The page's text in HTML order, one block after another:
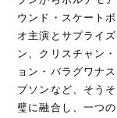
ウンド・スケート
オ主演とサプライ
ン、クリスチャン
ョン・バラグワナ
プソンなど、そう
璧に融合し、一つ